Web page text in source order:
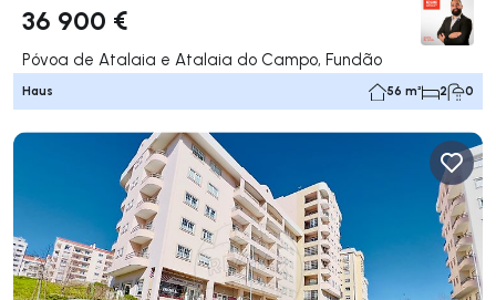
36 900 €
Póvoa de Atalaia e Atalaia do Campo, Fundão
Haus 56 m² 2 0